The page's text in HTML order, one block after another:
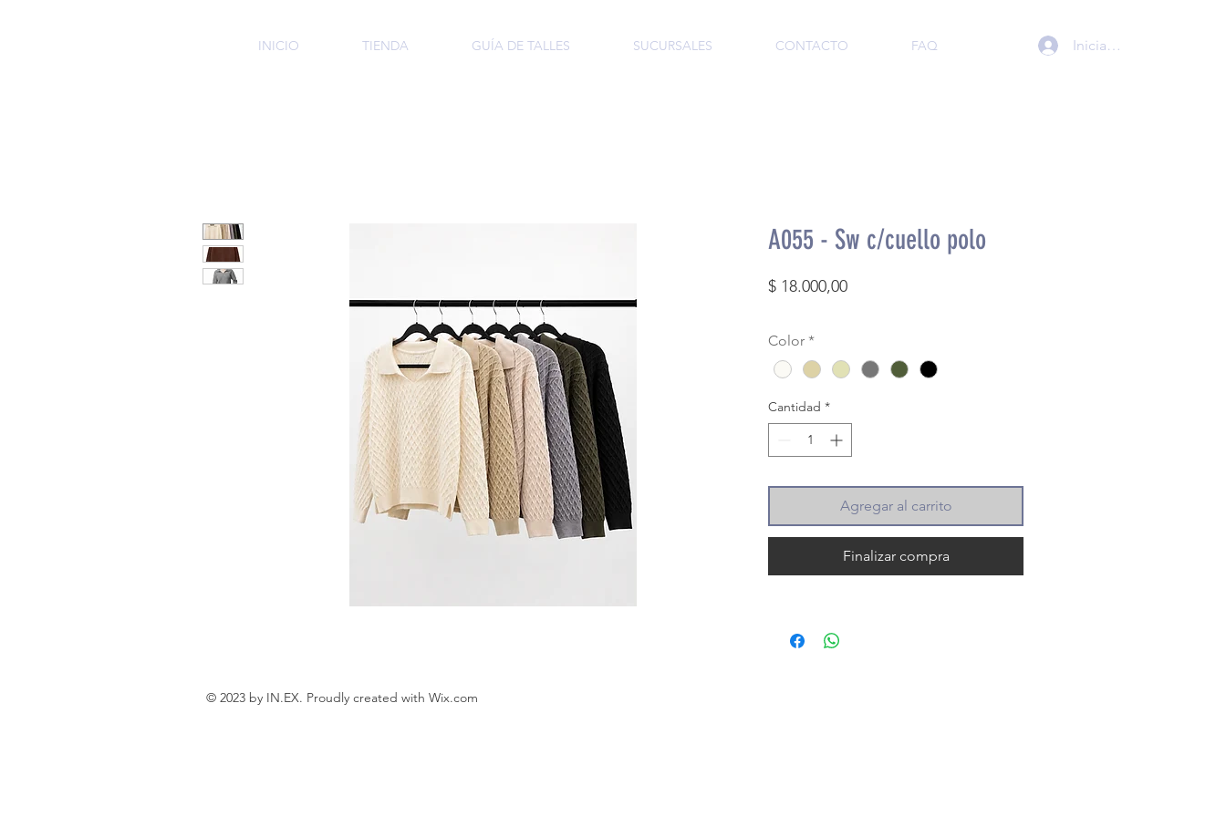
Iniciar sesión
INICIO TIENDA GUÍA DE TALLES SUCURSALES CONTACTO FAQ
A055 - Sw c/cuello polo
$ 18.000,00Precio
Color *
Cantidad *
Agregar al carrito
Finalizar compra
© 2023 by IN.EX. Proudly created with Wix.com